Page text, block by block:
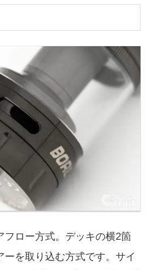
フロー方式。デッキの横2箇
を取り込む方式です。サイ